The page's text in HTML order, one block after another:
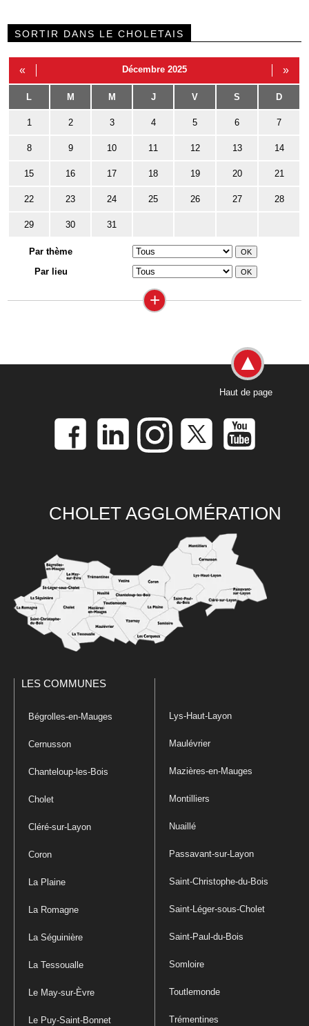
SORTIR DANS LE CHOLETAIS
« Décembre 2025 »
L M M J V S D
1 2 3 4 5 6 7
8 9 10 11 12 13 14
15 16 17 18 19 20 21
22 23 24 25 26 27 28
29 30 31
Par thème
Par lieu
+
Haut de page
CHOLET AGGLOMÉRATION
LES COMMUNES
Bégrolles-en-Mauges
Cernusson
Chanteloup-les-Bois
Cholet
Cléré-sur-Layon
Coron
La Plaine
La Romagne
La Séguinière
La Tessoualle
Le May-sur-Èvre
Le Puy-Saint-Bonnet
Lys-Haut-Layon
Maulévrier
Mazières-en-Mauges
Montilliers
Nuaillé
Passavant-sur-Layon
Saint-Christophe-du-Bois
Saint-Léger-sous-Cholet
Saint-Paul-du-Bois
Somloire
Toutlemonde
Trémentines